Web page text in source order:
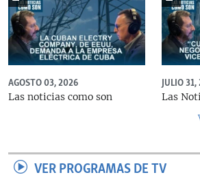
AGOSTO 03, 2026
Las noticias como son
JULIO
Las
VER PROGRAMAS DE TV